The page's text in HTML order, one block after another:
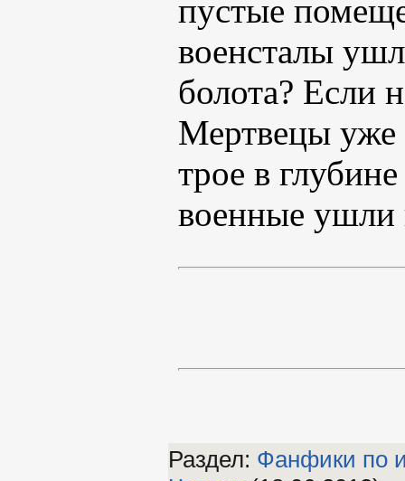
пустые
военсталы
болота? Если
Мертвецы уже
трое в
военные ушли
Раздел: Фанфики по